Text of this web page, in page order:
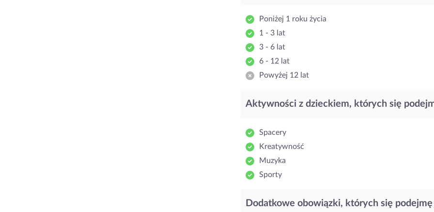
Poniżej 1 roku życia
1 - 3 lat
3 - 6 lat
6 - 12 lat
Powyżej 12 lat
Aktywności z dzieckiem, których się
Spacery
Kreatywność
Muzyka
Sporty
Dodatkowe obowiązki, których się podejmę